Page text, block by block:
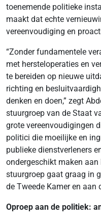
toenemende politieke
maakt dat echte
vereenvoudiging en
“Zonder fundamentele
met hersteloperaties en
te bereiden op nieuwe
richting en
denken en doen,” zegt
stuurgroep van de Staat
grote vereenvoudigingen
politici die moeilijke en
publieke dienstverleners
ondergeschikt maken aan
stuurgroep gaat graag in
de Tweede Kamer en aan
Oproep aan de politiek: